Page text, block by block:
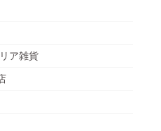
ア雑貨